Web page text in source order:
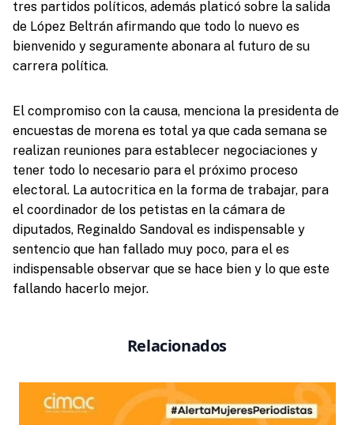
tres partidos políticos, además platicó sobre la salida
de López Beltrán afirmando que todo lo nuevo es
bienvenido y seguramente abonara al futuro de su
carrera política.
El compromiso con la causa, menciona la presidenta de
encuestas de morena es total ya que cada semana se
realizan reuniones para establecer negociaciones y
tener todo lo necesario para el próximo proceso
electoral. La autocritica en la forma de trabajar, para
el coordinador de los petistas en la cámara de
diputados, Reginaldo Sandoval es indispensable y
sentencio que han fallado muy poco, para el es
indispensable observar que se hace bien y lo que este
fallando hacerlo mejor.
Relacionados